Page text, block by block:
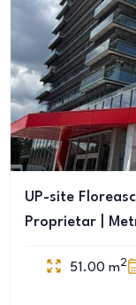
UP-site
Proprietar |
51.00 m2